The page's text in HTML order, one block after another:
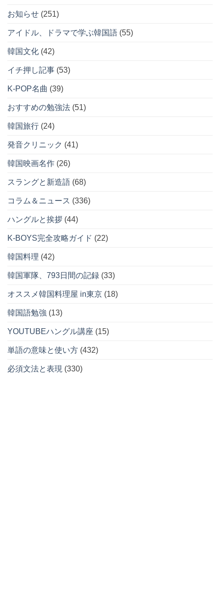
お知らせ (251)
アイドル、ドラマで学ぶ韓国語 (55)
韓国文化 (42)
イチ押し記事 (53)
K-POP名曲 (39)
おすすめの勉強法 (51)
韓国旅行 (24)
発音クリニック (41)
韓国映画名作 (26)
スラングと新造語 (68)
コラム＆ニュース (336)
ハングルと挨拶 (44)
K-BOYS完全攻略ガイド (22)
韓国料理 (42)
韓国軍隊、793日間の記録 (33)
オススメ韓国料理屋 in東京 (18)
韓国語勉強 (13)
YOUTUBEハングル講座 (15)
単語の意味と使い方 (432)
必須文法と表現 (330)